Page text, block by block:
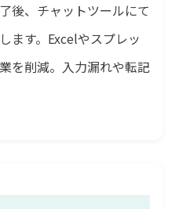
後、チャットツールにて
ます。Excelやスプレッ
を削減。入力漏れや転記